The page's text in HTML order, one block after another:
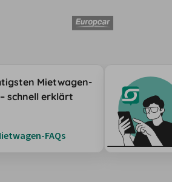
Mietwagen-
schnell erklärt
FAQs